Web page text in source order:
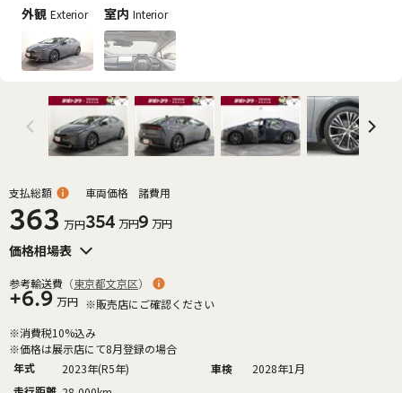
外観 Exterior 室内 Interior
支払総額
363 万円
車両価格
354 万円
諸費用
9 万円
価格相場表
参考輸送費 （東京都文京区）
+6.9 万円 ※販売店にご確認ください
※消費税10%込み
※価格は展示店にて8月登録の場合
年式
2023年(R5年) 車検
2028年1月